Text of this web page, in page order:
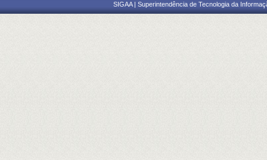
SIGAA | Superintendência de Tecnologia da